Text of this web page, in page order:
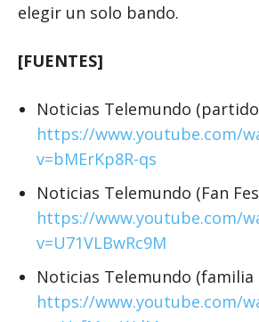
elegir un solo bando.
[FUENTES]
Noticias Telemundo
https://www.youtube.com/
v=bMErKp8R-qs
Noticias Telemundo (Fan
https://www.youtube.com/
v=U71VLBwRc9M
Noticias Telemundo (familia
https://www.youtube.com/